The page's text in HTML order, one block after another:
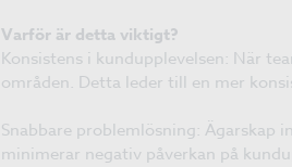
Varför är detta viktigt?
Konsistens i kundupplevelsen: När
områden. Detta leder till en mer
Snabbare problemlösning: Ägarskap
minimerar negativ påverkan på